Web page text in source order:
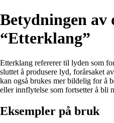
Betydningen av
“Etterklang”
Etterklang refererer til lyden som
sluttet å produsere lyd, forårsaket
kan også brukes mer bildelig for å
eller innflytelse som fortsetter å bli
Eksempler på bruk